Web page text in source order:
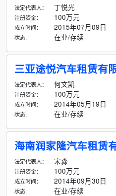
法定代表人： 丁悦光
注册资金： 100万元
成立时间： 2015年07月09日
状态: 在业/存续
三亚途悦汽车租赁有
法定代表人： 何文凯
注册资金： 100万元
成立时间： 2014年05月19日
状态: 在业/存续
海南润家隆汽车租赁
法定代表人： 宋淼
注册资金： 100万元
成立时间： 2014年09月30日
状态: 在业/存续